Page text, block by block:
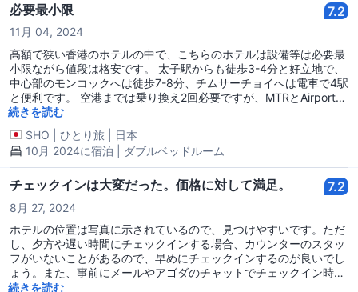
必要最小限 7.2
11月 04, 2024
高額で狭い香港のホテルの中で、こちらのホテルは設備等は必要最
小限ながら値段は格安です。 太子駅からも徒歩3-4分と好立地で、
中心部のモンコックへは徒歩7-8分、チムサーチョイへは電車で4駅
と便利です。 空港までは乗り換え2回必要ですが、MTRとAirport
Expressで40分ほどで到着します。
続きを読む
SHO
ひとり旅
日本
10月 2024に宿泊 | ダブルベッドルーム
チェックインは大変だった。価格に対して満足。 7.2
8月 27, 2024
ホテルの位置は写真に示されているので、見つけやすいです。ただ
し、夕方や遅い時間にチェックインする場合、カウンターのスタッ
フがいないことがあるので、早めにチェックインするのが良いでし
ょう。また、事前にメールやアゴダのチャットでチェックイン時間
をホテルに知らせることをお勧めします。幸い、私が泊まった部屋
続きを読む